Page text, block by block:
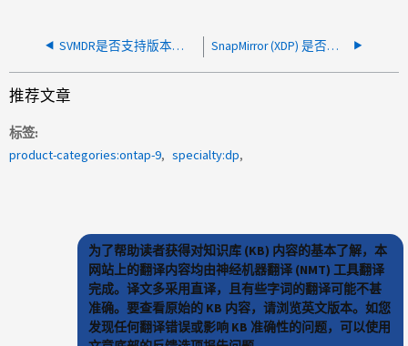
SVMDR是否支持版本独立性 SnapMirror (XDP) 是否更改 inode ID？
推荐文章
标签
product-categories:ontap-9
specialty:dp
为了帮助读者获得对知识库 (KB) 内容的基本了解，本
网站上的翻译内容均由神经机器翻译 (NMT) 工具翻译
完成。译文多采用直译，且有些字词的翻译可能不甚
准确。要查看原始的 KB 内容，请浏览英文版本。如您
发现任何翻译错误或影响 KB 准确性的问题，可以使用